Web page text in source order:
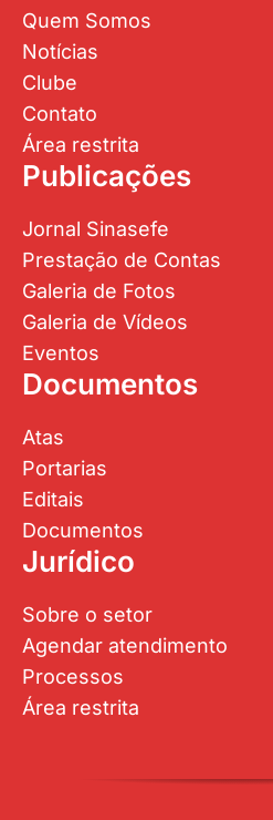
Quem Somos
Notícias
Clube
Contato
Área restrita
Publicações
Jornal Sinasefe
Prestação de Contas
Galeria de Fotos
Galeria de Vídeos
Eventos
Documentos
Atas
Portarias
Editais
Documentos
Jurídico
Sobre o setor
Agendar atendimento
Processos
Área restrita